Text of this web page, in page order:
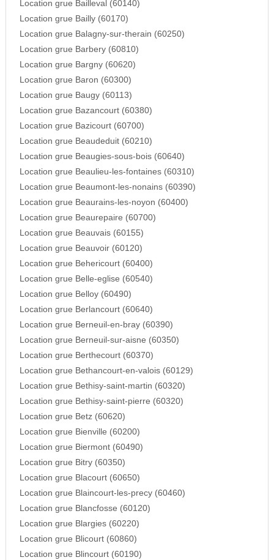
Location grue Bailleval (60140)
Location grue Bailly (60170)
Location grue Balagny-sur-therain (60250)
Location grue Barbery (60810)
Location grue Bargny (60620)
Location grue Baron (60300)
Location grue Baugy (60113)
Location grue Bazancourt (60380)
Location grue Bazicourt (60700)
Location grue Beaudeduit (60210)
Location grue Beaugies-sous-bois (60640)
Location grue Beaulieu-les-fontaines (60310)
Location grue Beaumont-les-nonains (60390)
Location grue Beaurains-les-noyon (60400)
Location grue Beaurepaire (60700)
Location grue Beauvais (60155)
Location grue Beauvoir (60120)
Location grue Behericourt (60400)
Location grue Belle-eglise (60540)
Location grue Belloy (60490)
Location grue Berlancourt (60640)
Location grue Berneuil-en-bray (60390)
Location grue Berneuil-sur-aisne (60350)
Location grue Berthecourt (60370)
Location grue Bethancourt-en-valois (60129)
Location grue Bethisy-saint-martin (60320)
Location grue Bethisy-saint-pierre (60320)
Location grue Betz (60620)
Location grue Bienville (60200)
Location grue Biermont (60490)
Location grue Bitry (60350)
Location grue Blacourt (60650)
Location grue Blaincourt-les-precy (60460)
Location grue Blancfosse (60120)
Location grue Blargies (60220)
Location grue Blicourt (60860)
Location grue Blincourt (60190)